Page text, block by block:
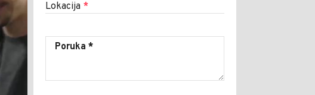
Lokacija *